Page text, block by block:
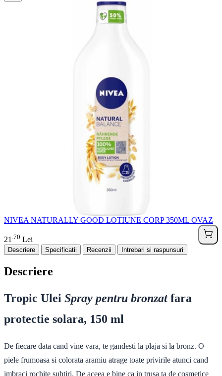
NIVEA NATURALLY GOOD LOTIUNE CORP 350ML OVAZ
21 70 Lei
Descriere Specificatii Recenzii Intrebari si raspunsuri
Descriere
Tropic Ulei Spray pentru bronzatfara
protectie solara, 150 ml
De fiecare data cand vine vara, te gandesti la plaja si la bronz. O
piele frumoasa si colorata aramiu atrage toate privirile atunci cand
imbraci rochite subtiri. De aceea e bine ca in trusa ta de cosmetice